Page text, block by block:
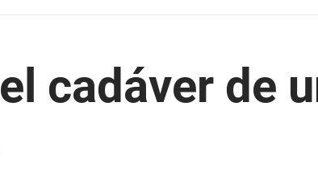
cadáver de